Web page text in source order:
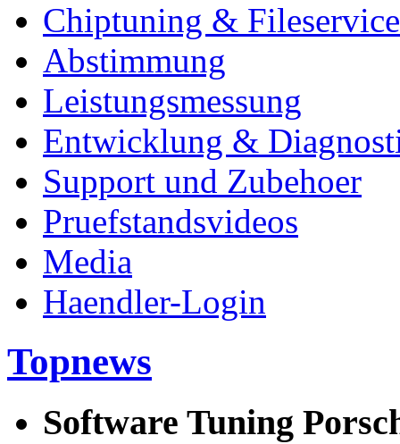
Chiptuning & Fileservice
Abstimmung
Leistungsmessung
Entwicklung &
Support und Zubehoer
Pruefstandsvideos
Media
Haendler-Login
Topnews
Software Tuning